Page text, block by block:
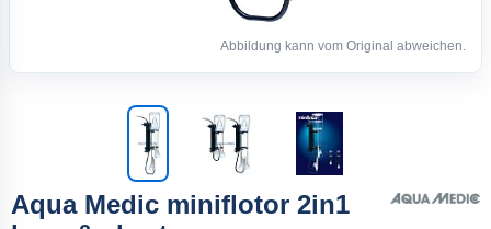
Abbildung kann vom Original abweichen.
Aqua Medic miniflotor 2in1